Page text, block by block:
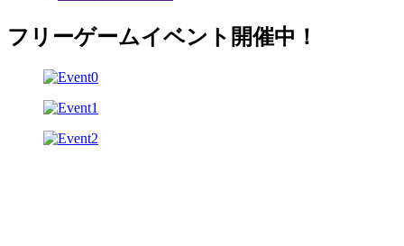
フリーゲームイベント開催中！